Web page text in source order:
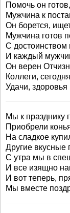
Помочь он
Мужчина к
Он борется,
Мужчина готов
С
И каждый
Он верен
Коллеги,
Удачи,
Мы к празднику
Приобрели
На сладкое
Другие вкусные
С утра мы в
И все изящно
И вот теперь,
Мы вместе